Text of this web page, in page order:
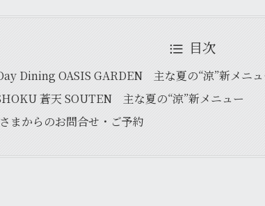
目次
Dining OASIS GARDEN 主な夏の“涼”新メニ
蒼天 SOUTEN 主な夏の“涼”新メニュー
まからのお問合せ・ご予約